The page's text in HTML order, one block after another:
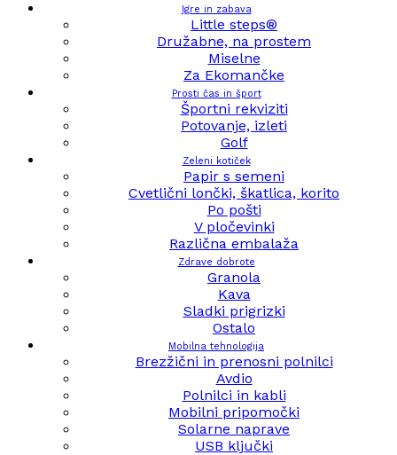
Igre in zabava
Little steps®
Družabne, na prostem
Miselne
Za Ekomančke
Prosti čas in šport
Športni rekviziti
Potovanje, izleti
Golf
Zeleni kotiček
Papir s semeni
Cvetlični lončki, škatlica, korito
Po pošti
V pločevinki
Različna embalaža
Zdrave dobrote
Granola
Kava
Sladki prigrizki
Ostalo
Mobilna tehnologija
Brezžični in prenosni polnilci
Avdio
Polnilci in kabli
Mobilni pripomočki
Solarne naprave
USB ključki